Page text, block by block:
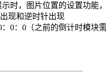
时，图片位置的设置功能
现和逆时针出现
0：0（之前的倒计时模块